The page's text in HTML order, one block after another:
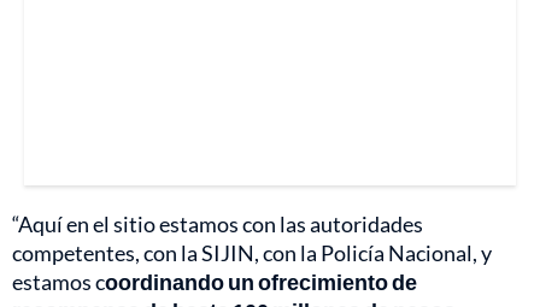
“Aquí en el sitio estamos con las autoridades
competentes, con la SIJIN, con la Policía Nacional, y
estamos coordinando un ofrecimiento de